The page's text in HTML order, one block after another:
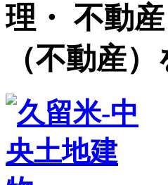
理・ 不動
（不動産